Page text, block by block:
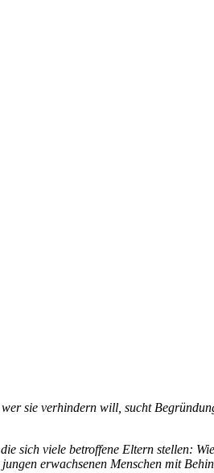
sie verhindern will, sucht
sich viele betroffene Eltern stellen:
erwachsenen Menschen mit